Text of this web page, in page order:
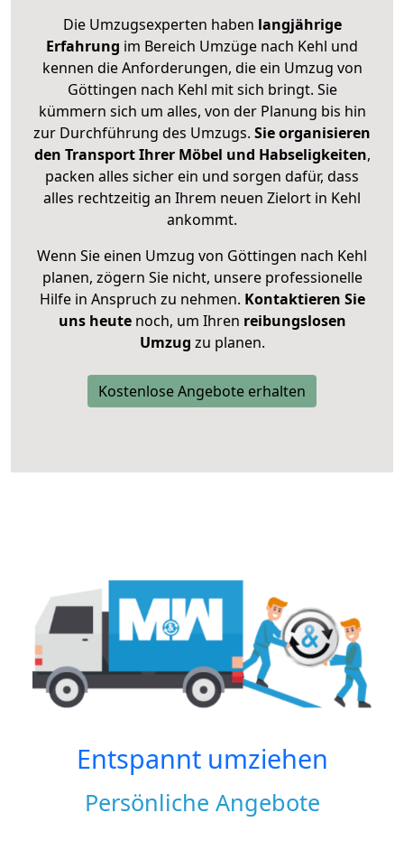
Die Umzugsexperten haben langjährige
Erfahrung im Bereich Umzüge nach Kehl und
kennen die Anforderungen, die ein Umzug von
Göttingen nach Kehl mit sich bringt. Sie
kümmern sich um alles, von der Planung bis hin
zur Durchführung des Umzugs. Sie organisieren
den Transport Ihrer Möbel und Habseligkeiten,
packen alles sicher ein und sorgen dafür, dass
alles rechtzeitig an Ihrem neuen Zielort in Kehl
ankommt.
Wenn Sie einen Umzug von Göttingen nach Kehl
planen, zögern Sie nicht, unsere professionelle
Hilfe in Anspruch zu nehmen. Kontaktieren Sie
uns heutenoch, um Ihren reibungslosen
Umzug zu planen.
Kostenlose Angebote erhalten
Entspannt umziehen
Persönliche Angebote